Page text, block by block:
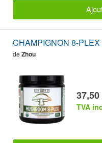
CHAMPIGNON 8-
de Zhou
37,50
TVA